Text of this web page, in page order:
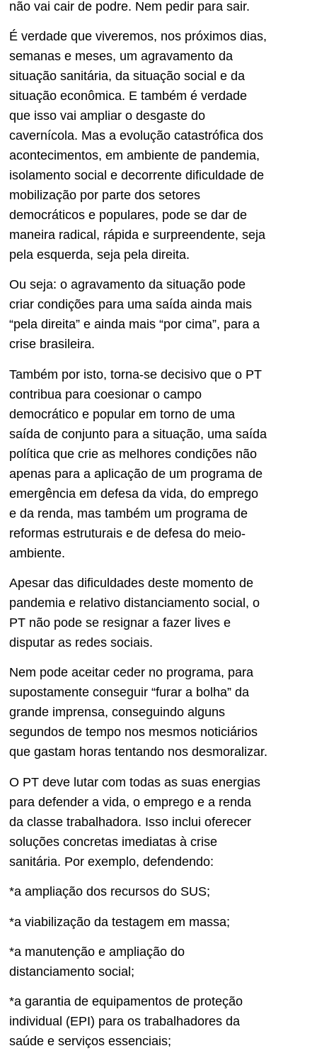
não vai cair de podre. Nem pedir para sair.
É verdade que viveremos, nos próximos dias,
semanas e meses, um agravamento da
situação sanitária, da situação social e da
situação econômica. E também é verdade
que isso vai ampliar o desgaste do
cavernícola. Mas a evolução catastrófica dos
acontecimentos, em ambiente de pandemia,
isolamento social e decorrente dificuldade de
mobilização por parte dos setores
democráticos e populares, pode se dar de
maneira radical, rápida e surpreendente, seja
pela esquerda, seja pela direita.
Ou seja: o agravamento da situação pode
criar condições para uma saída ainda mais
“pela direita” e ainda mais “por cima”, para a
crise brasileira.
Também por isto, torna-se decisivo que o PT
contribua para coesionar o campo
democrático e popular em torno de uma
saída de conjunto para a situação, uma saída
política que crie as melhores condições não
apenas para a aplicação de um programa de
emergência em defesa da vida, do emprego
e da renda, mas também um programa de
reformas estruturais e de defesa do meio-
ambiente.
Apesar das dificuldades deste momento de
pandemia e relativo distanciamento social, o
PT não pode se resignar a fazer lives e
disputar as redes sociais.
Nem pode aceitar ceder no programa, para
supostamente conseguir “furar a bolha” da
grande imprensa, conseguindo alguns
segundos de tempo nos mesmos noticiários
que gastam horas tentando nos desmoralizar.
O PT deve lutar com todas as suas energias
para defender a vida, o emprego e a renda
da classe trabalhadora. Isso inclui oferecer
soluções concretas imediatas à crise
sanitária. Por exemplo, defendendo:
*a ampliação dos recursos do SUS;
*a viabilização da testagem em massa;
*a manutenção e ampliação do
distanciamento social;
*a garantia de equipamentos de proteção
individual (EPI) para os trabalhadores da
saúde e serviços essenciais;